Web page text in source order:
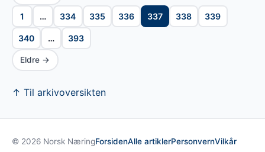
1 … 334 335 336 337 338 339
340 … 393
Eldre →
↑ Til arkivoversikten
© 2026 Norsk NæringForsidenAlle artiklerPersonvernVilkår